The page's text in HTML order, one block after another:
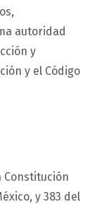
autoridad
y
y el Código
Constitución
y 383 del